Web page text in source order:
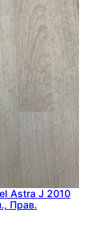
Astra J 2010
Прав.